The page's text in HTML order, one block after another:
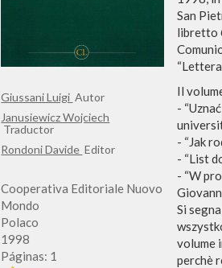
Giussani Luigi Autor
Janusiewicz Wojciech
Traductor
Rondoni Davide Editor
Cooperativa Editoriale Nuovo
Mondo
Polaco
1998
Páginas: 1
San
libretto
Il
-
- “Jak
- “List
- “W
Si
volume
perchè